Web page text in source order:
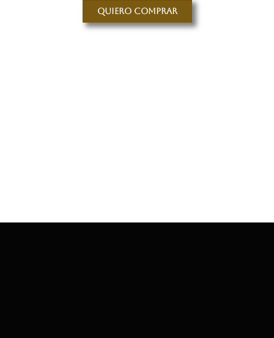
Quiero comprar